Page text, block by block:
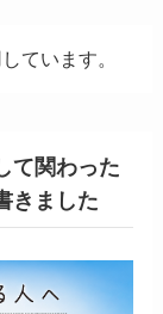
ています。
て関わった
きました